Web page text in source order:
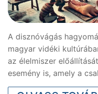
A disznóvágás
magyar vidéki
az élelmiszer
esemény is, amely a